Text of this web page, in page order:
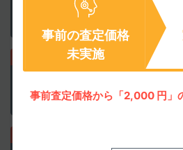
事前の査定価格
未実施
事前査定価格から「2,000 円」
正確な査定価格で他店
買取上限価格にご注意を
ウェブで簡単に申込めます